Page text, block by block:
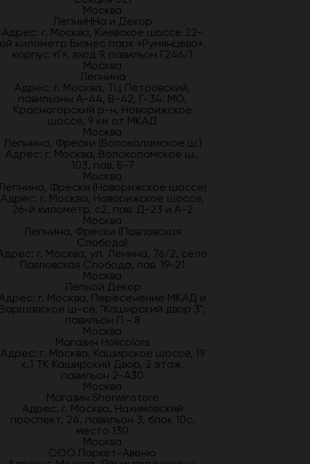
Москва
ЛепниННа и Декор
Адрес: г. Москва, Киевское шоссе 22-
километр Бизнес парк «Румянцево»,
корпус «Г», вход 9, павильон Г246/1
Москва
Лепнина
Адрес: г. Москва, ТЦ Петровский,
павильоны А-44, В-42, Г-34. МО,
Красногорский р-н, Новорижское
шоссе, 9 км от МКАД
Москва
Лепнина, Фрески (Волоколамское ш.)
Адрес: г. Москва, Волоколамское ш.,
103, пав. Б-7
Москва
Фрески (Новорижское шоссе)
Адрес: г. Москва, Новорижское шоссе,
26-й километр, с2, пав. Д-23 и А-2
Москва
Лепнина, Фрески (Павловская
Слобода)
г. Москва, ул. Ленина, 76/2, село
Павловская Слобода, пав. 19-21
Москва
Лепной Декор
г. Москва, Пересечение МКАД и
ш-се, "Каширский двор 3",
павильон П - 8
Москва
Магазин Holicolors
Адрес: г. Москва, Каширское шоссе, 19
к.1 ТК Каширский Двор, 2 этаж,
павильон 2-А30
Москва
Магазин Sherwinstore
Адрес: г. Москва, Нахимовский
проспект, 24, павильон 3, блок 10с,
место 130
Москва
ООО Паркет-Авeню